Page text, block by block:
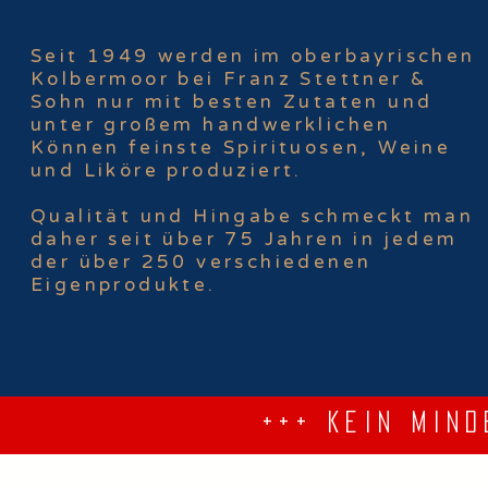
Seit 1949 werden im oberbayrischen
Kolbermoor bei Franz Stettner &
Sohn nur mit besten Zutaten und
unter großem handwerklichen
Können feinste Spirituosen, Weine
und Liköre produziert.
Qualität und Hingabe schmeckt man
daher seit über 75 Jahren in jedem
der über 250 verschiedenen
Eigenprodukte.
+++ Kein